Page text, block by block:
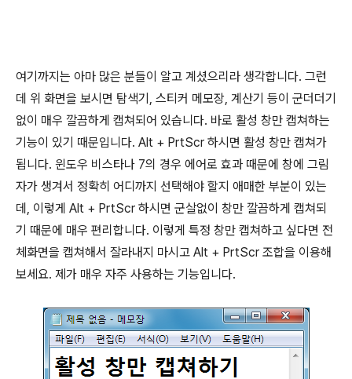
여기까지는 아마 많은 분들이 알고 계셨으리라 생각합니다. 그런
데 위 화면을 보시면 탐색기, 스티커 메모장, 계산기 등이 군더더기
없이 매우 깔끔하게 캡쳐되어 있습니다. 바로 활성 창만 캡쳐하는
기능이 있기 때문입니다. Alt + PrtScr 하시면 활성 창만 캡쳐가
됩니다. 윈도우 비스타나 7의 경우 에어로 효과 때문에 창에 그림
자가 생겨서 정확히 어디까지 선택해야 할지 애매한 부분이 있는
데, 이렇게 Alt + PrtScr 하시면 군살없이 창만 깔끔하게 캡쳐되
기 때문에 매우 편리합니다. 이렇게 특정 창만 캡쳐하고 싶다면 전
체화면을 캡쳐해서 잘라내지 마시고 Alt + PrtScr 조합을 이용해
보세요. 제가 매우 자주 사용하는 기능입니다.